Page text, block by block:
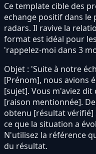
Ce template cible des
echange positif dans le
radars. Il ravive la
format est idéal pour
'rappelez-moi dans 3
Objet : 'Suite à notre
[Prénom], nous avions
[sujet]. Vous m'aviez
[raison mentionnée].
obtenu [résultat
ce que la situation a
N'utilisez la référence
du résultat.